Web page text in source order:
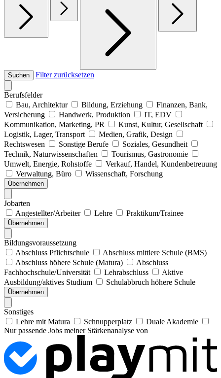
Suchen Filter zurücksetzen
Berufsfelder
Bau, Architektur
Bildung, Erziehung
Finanzen, Bank,
Versicherung
Handwerk, Produktion
IT, EDV
Kommunikation, Marketing, PR
Kunst, Kultur, Gesellschaft
Logistik, Lager, Transport
Medien, Grafik, Design
Rechtswesen
Sonstige Berufe
Soziales, Gesundheit
Technik, Naturwissenschaften
Tourismus, Gastronomie
Umwelt, Energie, Rohstoffe
Verkauf, Handel, Kundenbetreuung
Verwaltung, Büro
Wissenschaft, Forschung
Übernehmen
Jobarten
Angestellter/Arbeiter
Lehre Praktikum/Trainee
Übernehmen
Bildungsvoraussetzung
Abschluss Pflichtschule
Abschluss mittlere Schule (BMS)
Abschluss höhere Schule (Matura)
Abschluss
Fachhochschule/Universität
Lehrabschluss
Aktive
Ausbildung/aktives Studium
Schulabbruch höhere Schule
Übernehmen
Sonstiges
Lehre mit Matura
Schnupperplatz
Duale Akademie
Nur passende Jobs meiner Stärkenanalyse von